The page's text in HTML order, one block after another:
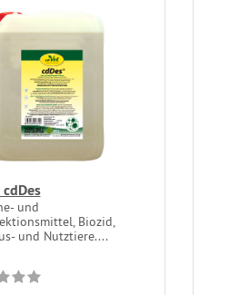
und
Biozid,
und Nutztiere....